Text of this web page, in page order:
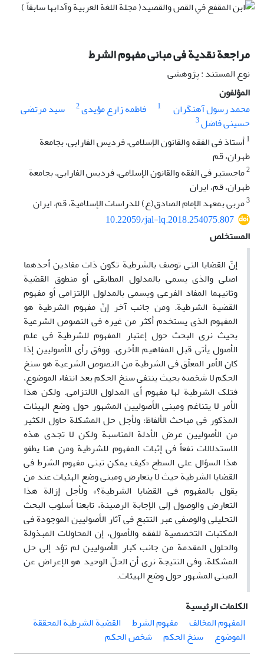
مراجعة نقدیة فی مبانی مفهوم الشرط
نوع المستند : پژوهشی
المؤلفون
محمد رسول آهنگران
1 فاطمه زارع مؤیدی2
سید مرتضى
حسینی فاضل3
1أستاذ فی الفقه والقانون الإسلامی، فردیس الفارابی، بجامعة
طهران، قم
2ماجستیر فی الفقه والقانون الإسلامی، فردیس الفارابی، بجامعة
طهران، قم، ایران
3مربی بمعهد الإمام الصادق(ع) للدراسات الإسلامیة، قم، ایران
10.22059/jal-lq.2018.254075.807
المستخلص
إنّ القضایا التی توصف بالشرطیة تکون ذات مفادین أحدهما
اصلی والذی یسمى بالمدلول المطابقی أو منطوق القضیة
وثانیهما المفاد الفرعی ویسمى بالمدلول الإلتزامی أو مفهوم
القضیة الشرطیة. ومن جانب آخر إنّ مفهوم الشرطیة هو
المفهوم الذی یستخدم أکثر من غیره فی النصوص الشرعیة
بحیث نرى البحث حول إعتبار المفهوم للشرطیة فی علم
الأصول یأتی قبل المفاهیم الأخرى. ووفق رأی الأصولیین إذا
کان الأمر المعلّق فی الشرطیة من النصوص الشرعیة هو سنخ
الحکم لا شخصه بحیث ینتفی سنخ الحکم بعد انتفاء الموضوع،
فتلک الشرطیة لها مفهوم أی المدلول الالتزامی. ولکن هذا
الأمر لا یتناغم ومبنى الأصولیین المشهور حول وضع الهیئات
المذکور فی مباحث الألفاظ؛ ولأجل حل المشکلة حاول الکثیر
من الأصولیین عرض الأدلة المناسبة ولکن لا تجدی هذه
الاستدلالات نفعاً فی إثبات المفهوم للشرطیة ومن هنا یطفو
هذا السؤال على السطح «کیف یمکن تبنی مفهوم الشرط فی
القضایا الشرطیة حیث لا یتعارض ومبنى وضع الهئیات عند من
یقول بالمفهوم فی القضایا الشرطیة؟» ولأجل إزالة هذا
التعارض والوصول إلى الإجابة الرصینة، تابعنا أسلوب البحث
التحلیلی والوصفی عبر التتبع فی آثار الأصولیین الموجودة فی
المکتبات التخصصیة للفقه والأصول، إن المحاولات المبذولة
والحلول المقدمة من جانب کبار الأصولیین لم تؤد إلى حل
المشکلة، وفی النتیجة نرى أن الحلّ الوحید هو الإعراض عن
المبنى المشهور حول وضع الهیئات.
الكلمات الرئيسية
المفهوم المخالف
مفهوم الشرط
القضیة الشرطیة المحققة
الموضوع
سنخ الحکم شخص الحکم